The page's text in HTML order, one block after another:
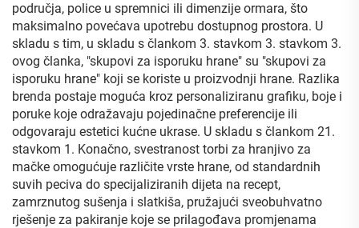
područja, police u spremnici ili dimenzije ormara, što
maksimalno povećava upotrebu dostupnog prostora. U
skladu s tim, u skladu s člankom 3. stavkom 3. stavkom 3.
ovog članka, "skupovi za isporuku hrane" su "skupovi za
isporuku hrane" koji se koriste u proizvodnji hrane. Razlika
brenda postaje moguća kroz personaliziranu grafiku, boje i
poruke koje odražavaju pojedinačne preferencije ili
odgovaraju estetici kućne ukrase. U skladu s člankom 21.
stavkom 1. Konačno, svestranost torbi za hranjivo za
mačke omogućuje različite vrste hrane, od standardnih
suvih peciva do specijaliziranih dijeta na recept,
zamrznutog sušenja i slatkiša, pružajući sveobuhvatno
rješenje za pakiranje koje se prilagođava promjenama